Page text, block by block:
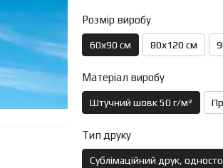
Розмір виробу
60х90 см 80х120 см
Матеріал виробу
Штучний шовк 50 г/м²
Тип друку
Сублімаційний друк,